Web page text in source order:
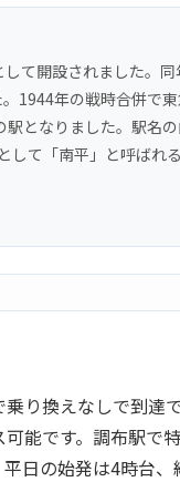
て開設されました。
1944年の戦時合併で
となりました。駅名
して「南平」と呼ばれ
り換えなしで到達
能です。調布駅で
日の始発は4時台